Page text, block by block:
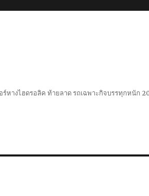
อร์หางไฮดรอลิค ท้ายลาด รถเฉพาะกิจบรรทุกหนั